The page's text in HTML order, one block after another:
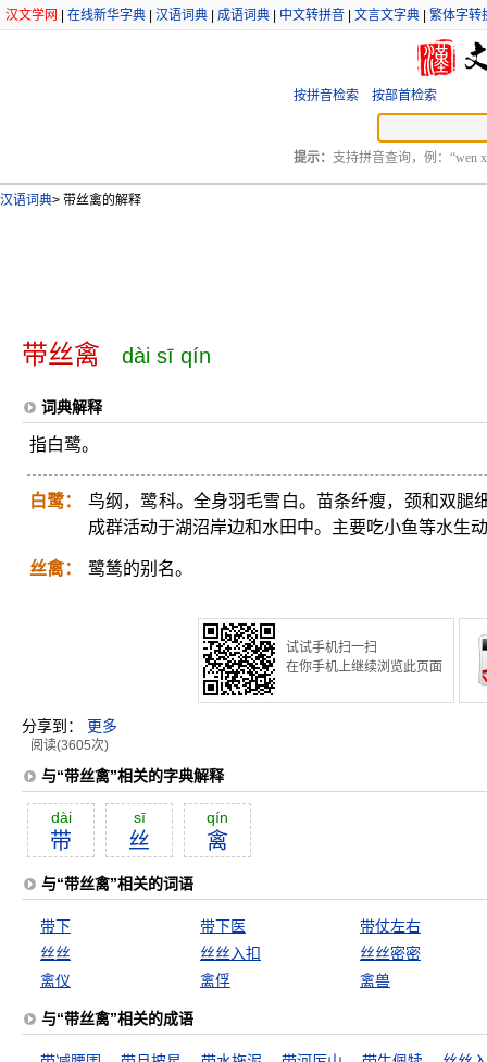
汉文学网 在线新华字典 汉语词典 成语词典 中文转拼音 文言文字典 繁体字转
按拼音检索 按部首检索
提示： 支持拼音查询，例：“wen
汉语词典> 带丝禽的解释
带丝禽 dài sī qín
词典解释
指白鹭。
白鹭：
鸟纲，鹭科。全身羽毛雪白。苗条纤瘦，颈和双腿
成群活动于湖沼岸边和水田中。主要吃小鱼等水生
丝禽： 鹭鸶的别名。
试试手机扫一扫
在你手机上继续浏览此页面
分享到： 更多
阅读(3605次)
与“带丝禽”相关的字典解释
dài
带
sī
丝
qín
禽
与“带丝禽”相关的词语
带下 带下医
带仗左右
丝丝
丝丝入扣
丝丝密密
禽仪
禽俘 禽兽
与“带丝禽”相关的成语